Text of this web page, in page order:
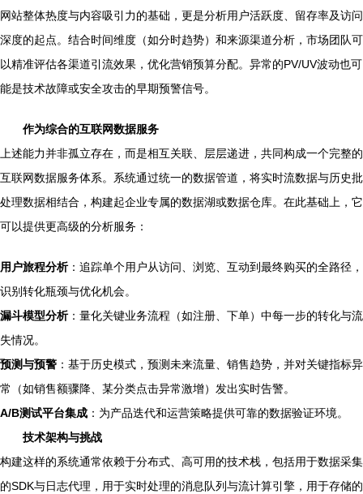
网站整体热度与内容吸引力的基础，更是分析用户活跃度、留存率及访问
深度的起点。结合时间维度（如分时趋势）和来源渠道分析，市场团队可
以精准评估各渠道引流效果，优化营销预算分配。异常的PV/UV波动也可
能是技术故障或安全攻击的早期预警信号。
作为综合的互联网数据服务
上述能力并非孤立存在，而是相互关联、层层递进，共同构成一个完整的
互联网数据服务体系。系统通过统一的数据管道，将实时流数据与历史批
处理数据相结合，构建起企业专属的数据湖或数据仓库。在此基础上，它
可以提供更高级的分析服务：
用户旅程分析：追踪单个用户从访问、浏览、互动到最终购买的全路径，
识别转化瓶颈与优化机会。
漏斗模型分析：量化关键业务流程（如注册、下单）中每一步的转化与流
失情况。
预测与预警 ：基于历史模式，预测未来流量、销售趋势，并对关键指标异
常（如销售额骤降、某分类点击异常激增）发出实时告警。
A/B测试平台集成 ：为产品迭代和运营策略提供可靠的数据验证环境。
技术架构与挑战
构建这样的系统通常依赖于分布式、高可用的技术栈，包括用于数据采集
的SDK与日志代理，用于实时处理的消息队列与流计算引擎，用于存储的